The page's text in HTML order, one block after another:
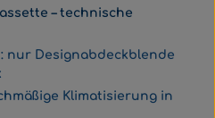
– technische
nur Designabdeckblende
Klimatisierung in